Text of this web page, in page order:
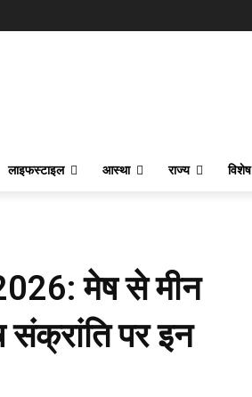
लाइफस्टाइल आस्था राज्य विशेष
मेष से मीन
पर इन